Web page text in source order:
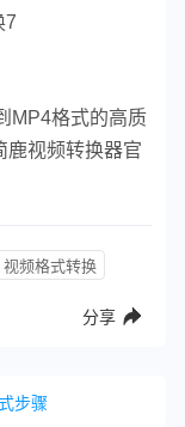
MP4格式的高质
鹿视频转换器官
视频格式转换
分享
步骤